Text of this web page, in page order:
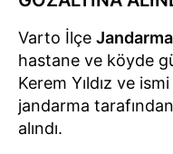
Varto İlçe Jandarma
hastane ve köyde
Kerem Yıldız ve
jandarma
alındı.